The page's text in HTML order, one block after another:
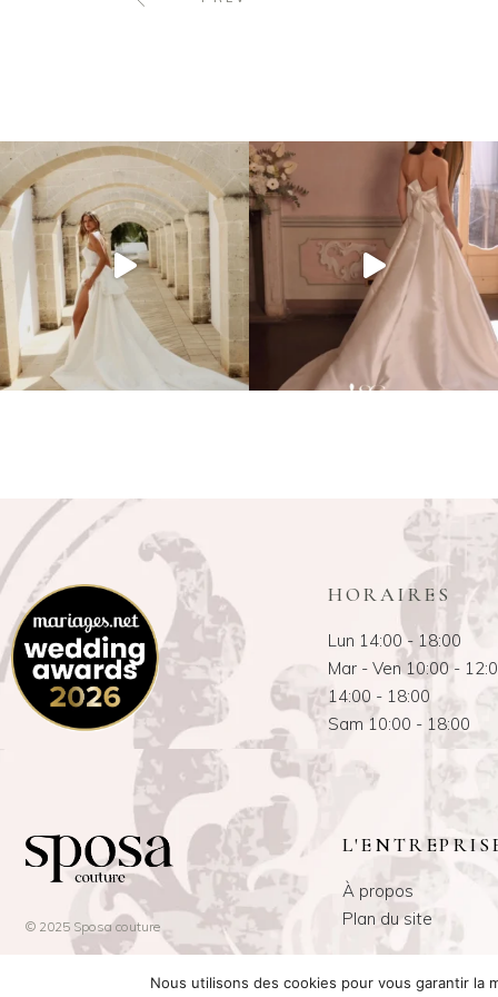
HORAIRES
Lun 14:00 - 18:00
Mar - Ven 10:00 -
14:00 - 18:00
Sam 10:00 - 18:00
© 2025 Sposa couture
À propos
Plan du site
Nous utilisons des cookies pour vous garantir